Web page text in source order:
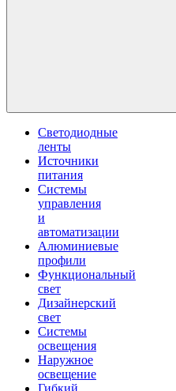
Светодиодные
ленты
Источники
питания
Системы
управления
и
автоматизации
Алюминиевые
профили
Функциональный
свет
Дизайнерский
свет
Системы
освещения
Наружное
освещение
Гибкий